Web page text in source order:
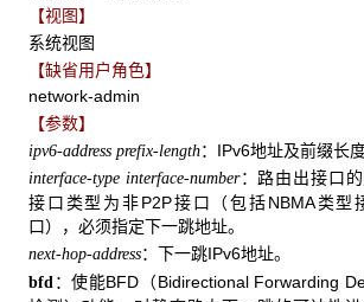
【视图】
系统视图
【缺省用户角色】
network-admin
【参数】
ipv6-address prefix-length：IPv6地址及前缀长度
interface-type interface-number：路由出接口
接口类型为非P2P接口（包括NBMA类型
口），必须指定下一跳地址。
next-hop-address：下一跳IPv6地址。
bfd ：使能BFD（Bidirectional Forwarding